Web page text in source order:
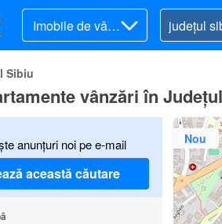
Imobile de vânz
are
Sibiu
vânzări în
anunțuri noi pe e-mail
această căutare
Nou